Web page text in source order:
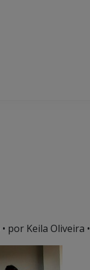
• por Keila Oliveira •